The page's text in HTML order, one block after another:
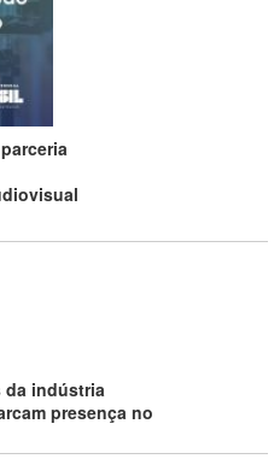
da indústria
presença no